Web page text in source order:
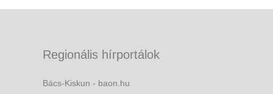
Regionális hírportálok
Bács-Kiskun - baon.hu